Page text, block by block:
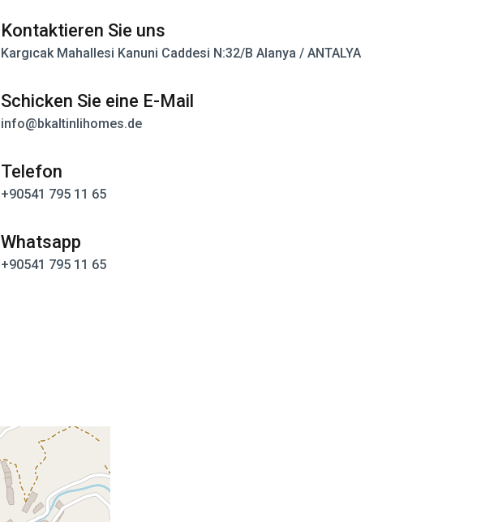
Kontaktieren Sie uns
Kargıcak Mahallesi Kanuni Caddesi N:32/B Alanya / ANTALYA
Schicken Sie eine E-Mail
info@bkaltinlihomes.de
Telefon
+90541 795 11 65
Whatsapp
+90541 795 11 65